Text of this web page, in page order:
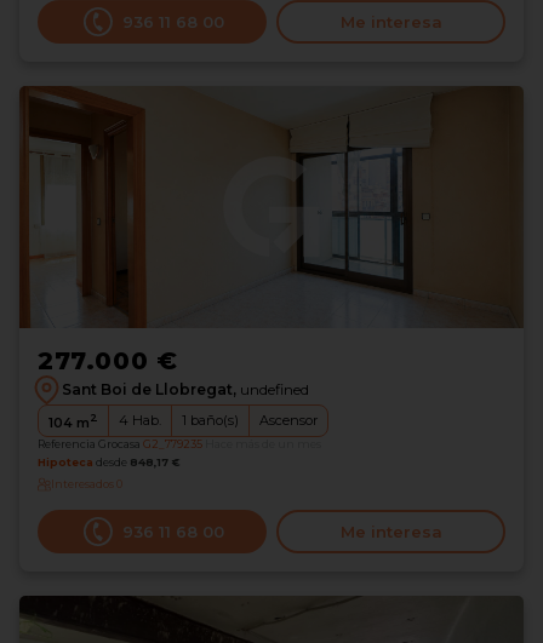
936 11 68 00 Me interesa
277.000 €
Sant Boi de Llobregat, undefined
104 m2 4 Hab. 1 baño(s) Ascensor
Referencia Grocasa G2_779235
Hipoteca desde 848,17 €
Interesados0
936 11 68 00 Me interesa